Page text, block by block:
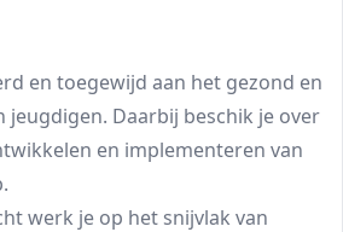
en toegewijd aan het gezond en
jeugdigen. Daarbij beschik je over
en implementeren van
werk je op het snijvlak van